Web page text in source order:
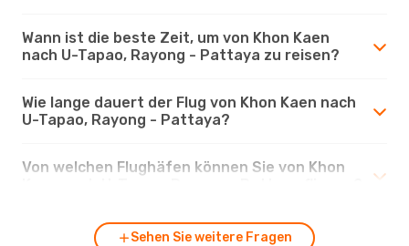
Wann ist die beste Zeit, um von Khon Kaen
nach U-Tapao, Rayong - Pattaya zu reisen?
Wie lange dauert der Flug von Khon Kaen nach
U-Tapao, Rayong - Pattaya?
Von welchen Flughäfen können Sie von Khon
Sehen Sie weitere Fragen